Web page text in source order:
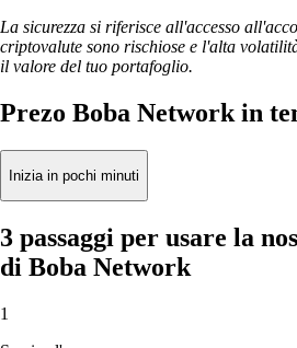
La sicurezza si riferisce all'accesso
criptovalute sono rischiose e l'alta
il valore del tuo portafoglio.
Prezo Boba Network in
Inizia in pochi minuti
3 passaggi per usare la
di Boba Network
1